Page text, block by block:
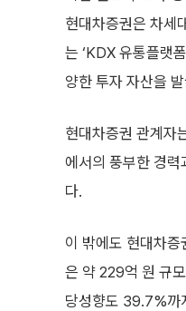
현대차증권은 차세
는 ‘KDX 유통플랫
양한 투자 자산을
현대차증권 관계자
에서의 풍부한 경력
다.
이 밖에도 현대차
은 약 229억 원 규
당성향도 39.7%까